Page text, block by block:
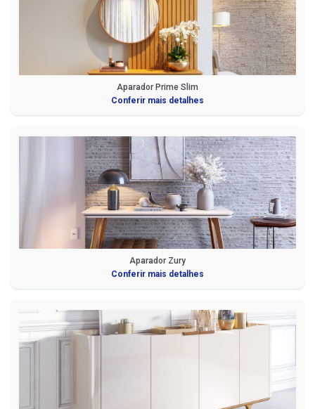
Aparador Prime Slim
Conferir mais detalhes
Aparador Zury
Conferir mais detalhes